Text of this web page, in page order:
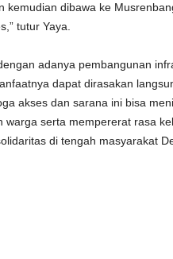
kemudian dibawa ke
tutur Yaya.
adanya pembangunan
dapat dirasakan
akses dan sarana ini bisa
warga serta mempererat rasa
di tengah masyarakat